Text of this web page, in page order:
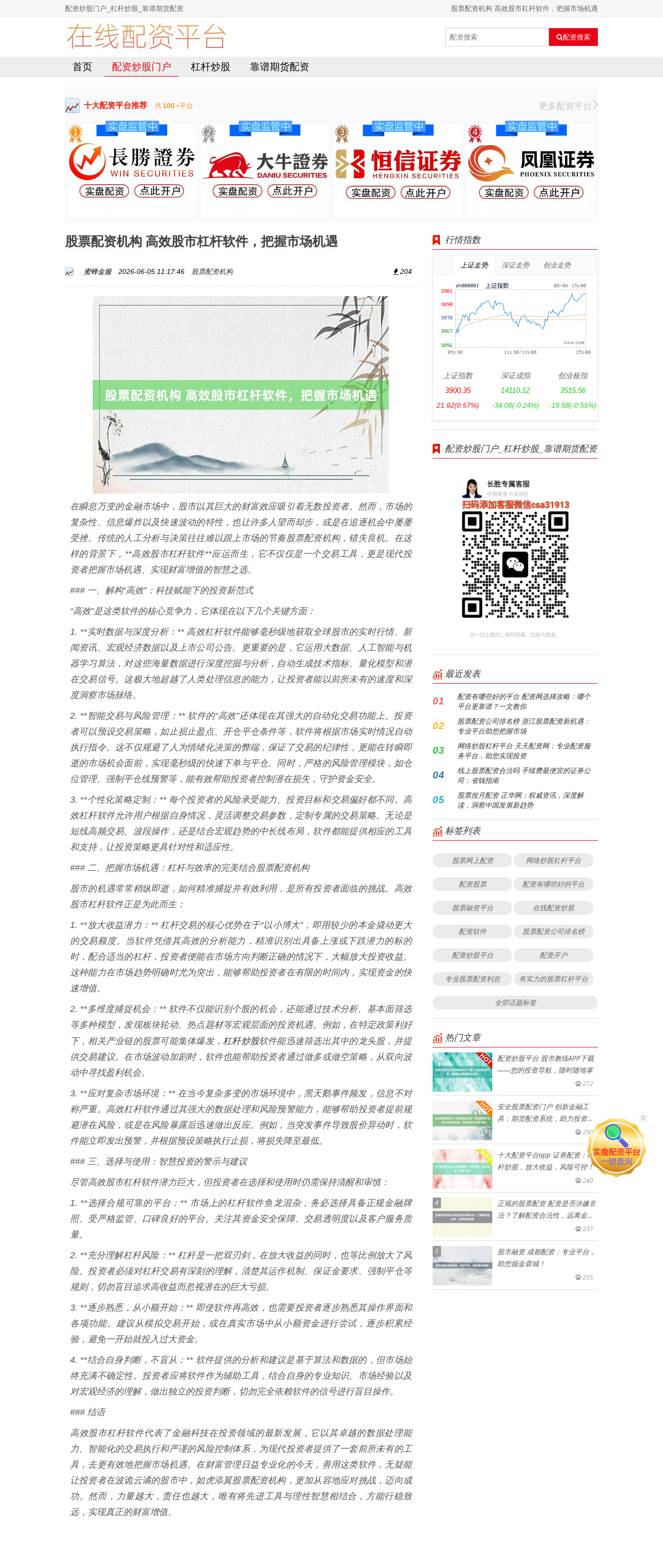
配资炒股门户_杠杆炒股_靠谱期货配资 股票配资机构 高效股市杠杆软件，把握市场机遇
配资搜索
首页 配资炒股门户 杠杆炒股 靠谱期货配资
十大配资平台推荐 共100+平台 更多配资平台
股票配资机构 高效股市杠杆软件，把握市场机遇
蜜蜂金服 2026-06-05 11:17:46 股票配资机构 204
在瞬息万变的金融市场中，股市以其巨大的财富效应吸引着无数投资者。然而，市场的
复杂性、信息爆炸以及快速波动的特性，也让许多人望而却步，或是在追逐机会中屡屡
受挫。传统的人工分析与决策往往难以跟上市场的节奏股票配资机构，错失良机。在这
样的背景下，**高效股市杠杆软件**应运而生，它不仅仅是一个交易工具，更是现代投
资者把握市场机遇、实现财富增值的智慧之选。
### 一、解构“高效”：科技赋能下的投资新范式
“高效”是这类软件的核心竞争力，它体现在以下几个关键方面：
1. **实时数据与深度分析：** 高效杠杆软件能够毫秒级地获取全球股市的实时行情、新
闻资讯、宏观经济数据以及上市公司公告。更重要的是，它运用大数据、人工智能与机
器学习算法，对这些海量数据进行深度挖掘与分析，自动生成技术指标、量化模型和潜
在交易信号。这极大地超越了人类处理信息的能力，让投资者能以前所未有的速度和深
度洞察市场脉络。
2. **智能交易与风险管理：** 软件的“高效”还体现在其强大的自动化交易功能上。投资
者可以预设交易策略，如止损止盈点、开仓平仓条件等，软件将根据市场实时情况自动
执行指令。这不仅规避了人为情绪化决策的弊端，保证了交易的纪律性，更能在转瞬即
逝的市场机会面前，实现毫秒级的快速下单与平仓。同时，严格的风险管理模块，如仓
位管理、强制平仓线预警等，能有效帮助投资者控制潜在损失，守护资金安全。
3. **个性化策略定制：** 每个投资者的风险承受能力、投资目标和交易偏好都不同。高
效杠杆软件允许用户根据自身情况，灵活调整交易参数，定制专属的交易策略。无论是
短线高频交易、波段操作，还是结合宏观趋势的中长线布局，软件都能提供相应的工具
和支持，让投资策略更具针对性和适应性。
### 二、把握市场机遇：杠杆与效率的完美结合股票配资机构
股市的机遇常常稍纵即逝，如何精准捕捉并有效利用，是所有投资者面临的挑战。高效
股市杠杆软件正是为此而生：
1. **放大收益潜力：** 杠杆交易的核心优势在于“以小博大”，即用较少的本金撬动更大
的交易额度。当软件凭借其高效的分析能力，精准识别出具备上涨或下跌潜力的标的
时，配合适当的杠杆，投资者便能在市场方向判断正确的情况下，大幅放大投资收益。
这种能力在市场趋势明确时尤为突出，能够帮助投资者在有限的时间内，实现资金的快
速增值。
2. **多维度捕捉机会：** 软件不仅能识别个股的机会，还能通过技术分析、基本面筛选
等多种模型，发现板块轮动、热点题材等宏观层面的投资机遇。例如，在特定政策利好
下，相关产业链的股票可能集体爆发，杠杆炒股软件能迅速筛选出其中的龙头股，并提
供交易建议。在市场波动加剧时，软件也能帮助投资者通过做多或做空策略，从双向波
动中寻找盈利机会。
3. **应对复杂市场环境：** 在当今复杂多变的市场环境中，黑天鹅事件频发，信息不对
称严重。高效杠杆软件通过其强大的数据处理和风险预警能力，能够帮助投资者提前规
避潜在风险，或是在风险暴露后迅速做出反应。例如，当突发事件导致股价异动时，软
件能立即发出预警，并根据预设策略执行止损，将损失降至最低。
### 三、选择与使用：智慧投资的警示与建议
尽管高效股市杠杆软件潜力巨大，但投资者在选择和使用时仍需保持清醒和审慎：
1. **选择合规可靠的平台：** 市场上的杠杆软件鱼龙混杂，务必选择具备正规金融牌
照、受严格监管、口碑良好的平台。关注其资金安全保障、交易透明度以及客户服务质
量。
2. **充分理解杠杆风险：** 杠杆是一把双刃剑，在放大收益的同时，也等比例放大了风
险。投资者必须对杠杆交易有深刻的理解，清楚其运作机制、保证金要求、强制平仓等
规则，切勿盲目追求高收益而忽视潜在的巨大亏损。
3. **逐步熟悉，从小额开始：** 即使软件再高效，也需要投资者逐步熟悉其操作界面和
各项功能。建议从模拟交易开始，或在真实市场中从小额资金进行尝试，逐步积累经
验，避免一开始就投入过大资金。
4. **结合自身判断，不盲从：** 软件提供的分析和建议是基于算法和数据的，但市场始
终充满不确定性。投资者应将软件作为辅助工具，结合自身的专业知识、市场经验以及
对宏观经济的理解，做出独立的投资判断，切勿完全依赖软件的信号进行盲目操作。
### 结语
高效股市杠杆软件代表了金融科技在投资领域的最新发展，它以其卓越的数据处理能
力、智能化的交易执行和严谨的风险控制体系，为现代投资者提供了一套前所未有的工
具，去更有效地把握市场机遇。在财富管理日益专业化的今天，善用这类软件，无疑能
让投资者在波诡云谲的股市中，如虎添翼股票配资机构，更加从容地应对挑战，迈向成
功。然而，力量越大，责任也越大，唯有将先进工具与理性智慧相结合，方能行稳致
远，实现真正的财富增值。
行情指数
上证走势 深证走势 创业走势
上证指数
3900.35
21.92(0.57%)
深证成指
14110.12
-34.08(-0.24%)
创业板指
3515.56
-19.58(-0.55%)
配资炒股门户_杠杆炒股_靠谱期货配资
最近发表
01
配资有哪些好的平台 配资网选择攻略：哪个
平台更靠谱？一文教你
02
股票配资公司排名榜 浙江股票配资新机遇：
专业平台助您把握市场
03
网络炒股杠杆平台 天天配资网：专业配资服
务平台，助您实现投资
04
线上股票配资合法吗 手续费最便宜的证券公
司：省钱指南
05
股票按月配资 正华网：权威资讯，深度解
读，洞察中国发展新趋势
标签列表
股票网上配资 网络炒股杠杆平台
配资股票 配资有哪些好的平台
股票融资平台 在线配资炒股
配资软件 股票配资公司排名榜
配资炒股平台 配资开户
专业股票配资利息 有实力的股票杠杆平台
全部话题标签
热门文章
配资炒股平台 股市教练APP下载
——您的投资导航，随时随地掌
272
安全股票配资门户 创新金融工
具：期货配资系统，助力投资者
250
十大配资平台app 证券配资：杠
杆炒股，放大收益，风险可控！
240
4
正规的股票配资 配资是否涉嫌非
法？了解配资合法性，远离金融
237
5
股市融资 成都配资：专业平台，
助您掘金蓉城！
235